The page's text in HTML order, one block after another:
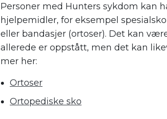
Personer med Hunters sykdom kan
hjelpemidler, for eksempel
eller bandasjer (ortoser). Det kan
allerede er oppstått, men det kan
mer her:
Ortoser
Ortopediske sko